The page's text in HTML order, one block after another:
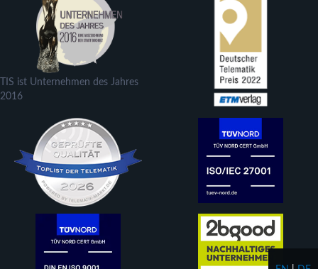
TIS ist Unternehmen des Jahres
2016